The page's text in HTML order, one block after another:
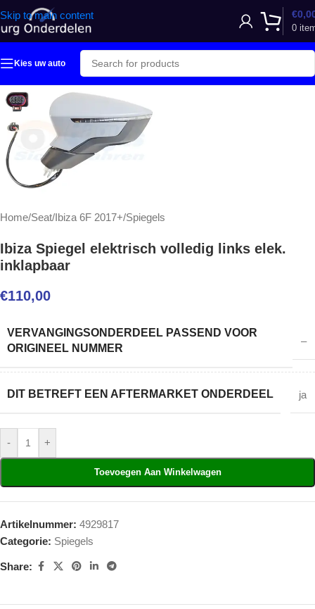
Skip to main content
0
€
Kies uw auto
Home/Seat/Ibiza 6F 2017+/Spiegels
Ibiza Spiegel elektrisch volledig links elek.
inklapbaar
€110,00
VERVANGINGSONDERDEEL PASSEND VOOR
ORIGINEEL NUMMER
–
DIT BETREFT EEN AFTERMARKET ONDERDEEL ja
- +
Toevoegen Aan Winkelwagen
Artikelnummer: 4929817
Categorie: Spiegels
Share: